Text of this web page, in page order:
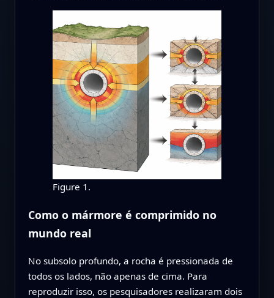
Figure 1.
Como o mármore é comprimido no
mundo real
No subsolo profundo, a rocha é pressionada de
todos os lados, não apenas de cima. Para
reproduzir isso, os pesquisadores realizaram dois